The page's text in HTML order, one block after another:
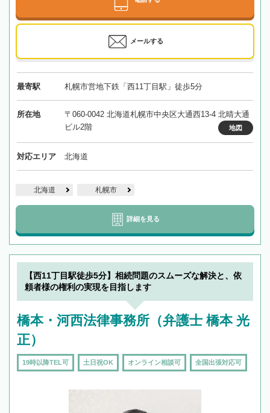
メールする
最寄駅 札幌市営地下鉄「西11丁目駅」徒歩5分
所在地
〒060-0042 北海道札幌市中央区大通西13-4 北晴大通
ビル2階
地図
対応エリア 北海道
北海道 札幌市
詳細を見る
【西11丁目駅徒歩5分】相続問題のスムーズな解決と、依
頼者様の権利の実現を目指します
橋本・河西法律事務所（弁護士 橋本 光
正）
19時以降TEL可 土日祝OK オンライン相談可 全国出張対応可